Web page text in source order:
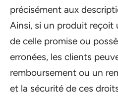
précisément aux
Ainsi, si un produit
de celle promise ou
erronées, les clients
remboursement ou un
et la sécurité de ces